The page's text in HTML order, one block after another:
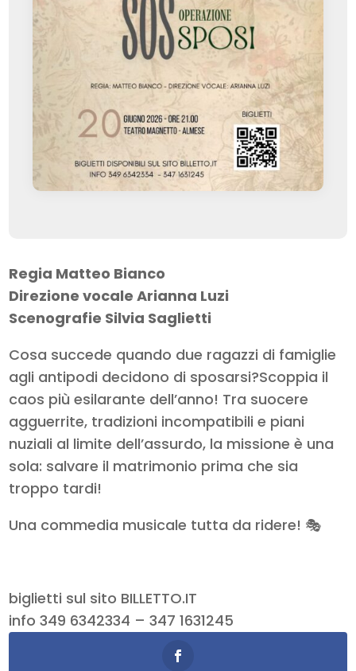
Regia Matteo Bianco
Direzione vocale Arianna Luzi
Scenografie Silvia Saglietti
Cosa succede quando due ragazzi di famiglie
agli antipodi decidono di sposarsi?Scoppia il
caos più esilarante dell’anno! Tra suocere
agguerrite, tradizioni incompatibili e piani
nuziali al limite dell’assurdo, la missione è una
sola: salvare il matrimonio prima che sia
troppo tardi!
Una commedia musicale tutta da ridere! 🎭
biglietti sul sito BILLETTO.IT
info 349 6342334 – 347 1631245